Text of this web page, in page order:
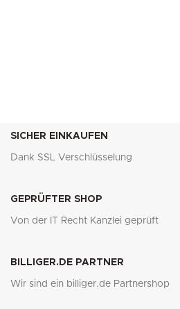
SICHER EINKAUFEN
Dank SSL Verschlüsselung
GEPRÜFTER SHOP
Von der IT Recht Kanzlei geprüft
BILLIGER.DE PARTNER
Wir sind ein billiger.de Partnershop